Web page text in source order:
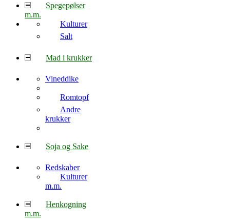
Spegepølser
m.m.
Kulturer
Salt
Mad i krukker
Vineddike
Romtopf
Andre
krukker
Soja og Sake
Redskaber
Kulturer
m.m.
Henkogning
m.m.